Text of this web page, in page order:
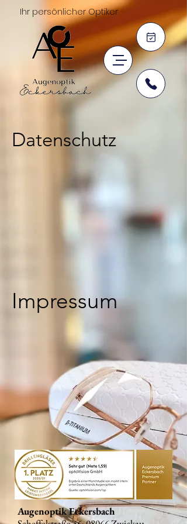
Ihr persönlicher Optiker
Datenschutz
Impressum
Augenoptik Eckersbach